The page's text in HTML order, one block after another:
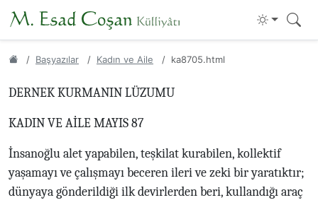
Başyazılar Kadın ve Aile ka8705.html
DERNEK KURMANIN LÜZUMU
KADIN VE AİLE MAYIS 87
İnsanoğlu alet yapabilen, teşkilat kurabilen, kollektif
yaşamayı ve çalışmayı beceren ileri ve zeki bir yaratıktır;
dünyaya gönderildiği ilk devirlerden beri, kullandığı araç